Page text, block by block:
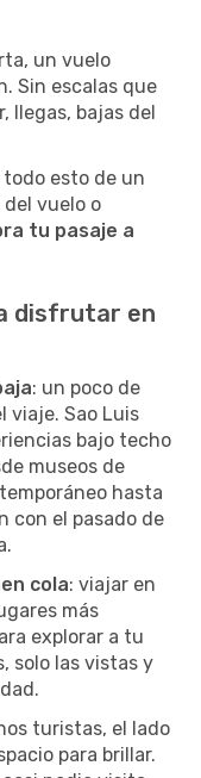
un vuelo
Sin escalas que
llegas, bajas del
esto de un
vuelo o
tu pasaje a
disfrutar en
: un poco de
viaje. Sao Luis
bajo techo
museos de
hasta
con el pasado de
cola: viajar en
más
explorar a tu
solo las vistas y
turistas, el lado
para brillar.